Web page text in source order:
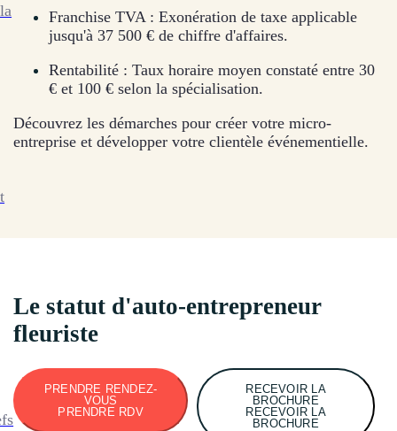
Franchise TVA : Exonération de taxe applicable
jusqu'à 37 500 € de chiffre d'affaires.
Rentabilité : Taux horaire moyen constaté entre 30
€ et 100 € selon la spécialisation.
Découvrez les démarches pour créer votre micro-
entreprise et développer votre clientèle événementielle.
Le statut d'auto-entrepreneur
fleuriste
PRENDRE RENDEZ-
VOUS
PRENDRE RDV
RECEVOIR LA
BROCHURE
RECEVOIR LA
BROCHURE